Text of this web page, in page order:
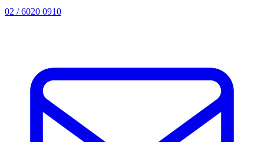
02 / 6020 0910